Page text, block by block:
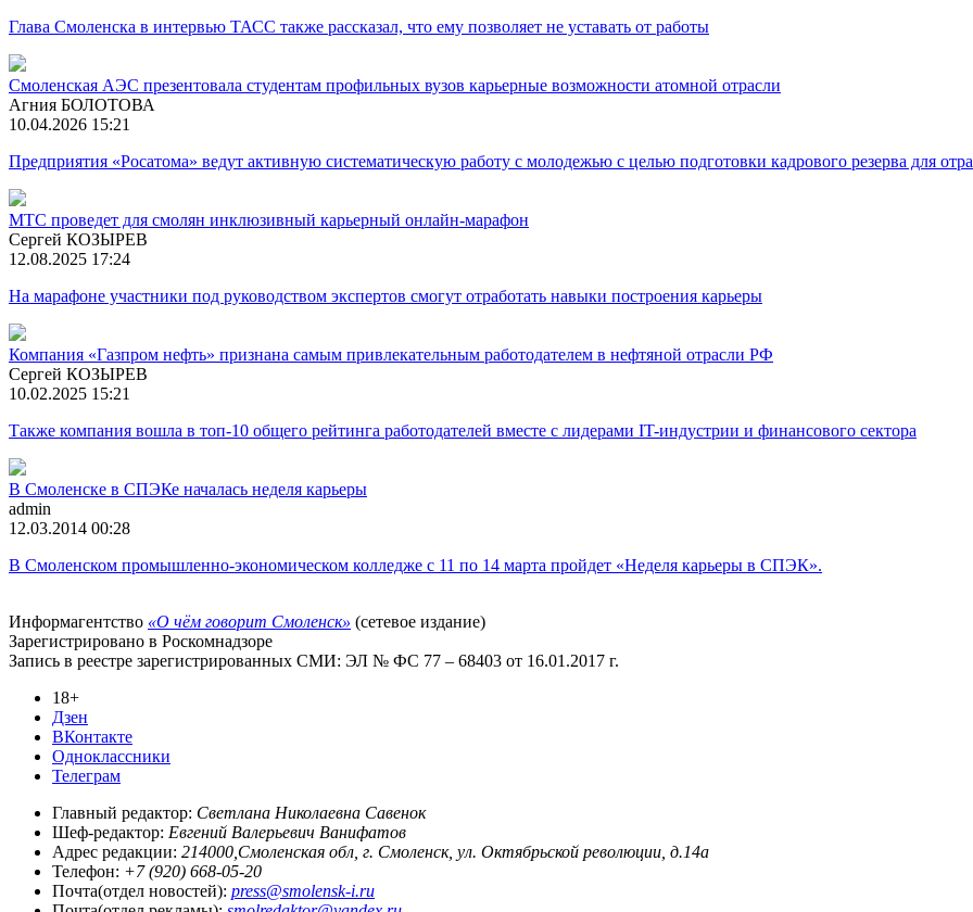
Глава Смоленска в интервью ТАСС также рассказал, что ему позволяет не уставать от работы
Смоленская АЭС презентовала студентам профильных вузов карьерные возможности атомной отрасли
Агния БОЛОТОВА
10.04.2026 15:21
Предприятия «Росатома» ведут активную систематическую работу с молодежью с целью подготовки кадрового резерва для
МТС проведет для смолян инклюзивный карьерный онлайн-марафон
Сергей КОЗЫРЕВ
12.08.2025 17:24
На марафоне участники под руководством экспертов смогут отработать навыки построения карьеры
Компания «Газпром нефть» признана самым привлекательным работодателем в нефтяной отрасли РФ
Сергей КОЗЫРЕВ
10.02.2025 15:21
Также компания вошла в топ-10 общего рейтинга работодателей вместе с лидерами IT-индустрии и финансового сектора
В Смоленске в СПЭКе началась неделя карьеры
admin
12.03.2014 00:28
В Смоленском промышленно-экономическом колледже с 11 по 14 марта пройдет «Неделя карьеры в СПЭК».
Информагентство «О чём говорит Смоленск» (сетевое издание)
Зарегистрировано в Роскомнадзоре
Запись в реестре зарегистрированных СМИ: ЭЛ № ФС 77 – 68403 от 16.01.2017 г.
18+
Дзен
ВКонтакте
Одноклассники
Телеграм
Главный редактор: Светлана Николаевна Савенок
Шеф-редактор: Евгений Валерьевич Ванифатов
Адрес редакции: 214000,Смоленская обл, г. Смоленск, ул. Октябрьской революции, д.14а
Телефон: +7 (920) 668-05-20
Почта(отдел новостей): press@smolensk-i.ru